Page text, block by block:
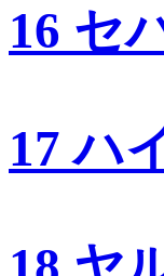
16 セ
17 ハ